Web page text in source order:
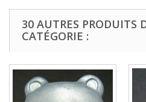
30 AUTRES PRODUITS
CATÉGORIE :